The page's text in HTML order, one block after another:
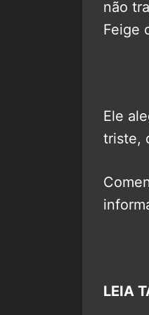
não
Feige
Ele
triste,
LEIA